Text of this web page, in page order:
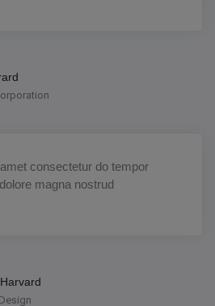
consectetur do tempor
magna nostrud